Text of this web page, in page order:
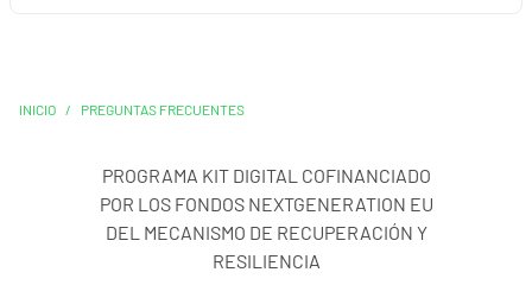
INICIO / PREGUNTAS FRECUENTES
PROGRAMA KIT DIGITAL COFINANCIADO
POR LOS FONDOS NEXTGENERATION EU
DEL MECANISMO DE RECUPERACIÓN Y
RESILIENCIA